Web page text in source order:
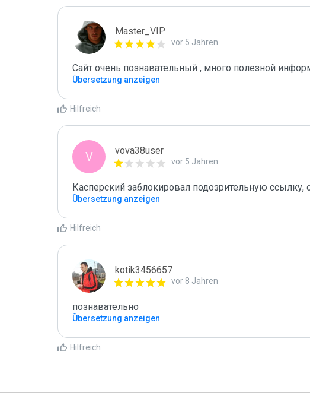
Master_VIP
vor 5 Jahren
Сайт очень познавательный , много полезной
Übersetzung anzeigen
Hilfreich
V vova38user
vor 5 Jahren
Касперский заблокировал подозрительную
Übersetzung anzeigen
Hilfreich
kotik3456657
vor 8 Jahren
познавательно
Übersetzung anzeigen
Hilfreich